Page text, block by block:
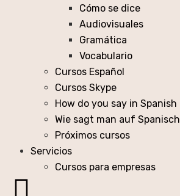
Cómo se dice
Audiovisuales
Gramática
Vocabulario
Cursos Español
Cursos Skype
How do you say in Spanish
Wie sagt man auf Spanisch
Próximos cursos
Servicios
Cursos para empresas